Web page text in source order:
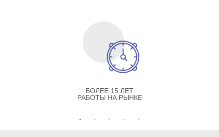
БОЛЕЕ 15 ЛЕТ
РАБОТЫ НА РЫНКЕ